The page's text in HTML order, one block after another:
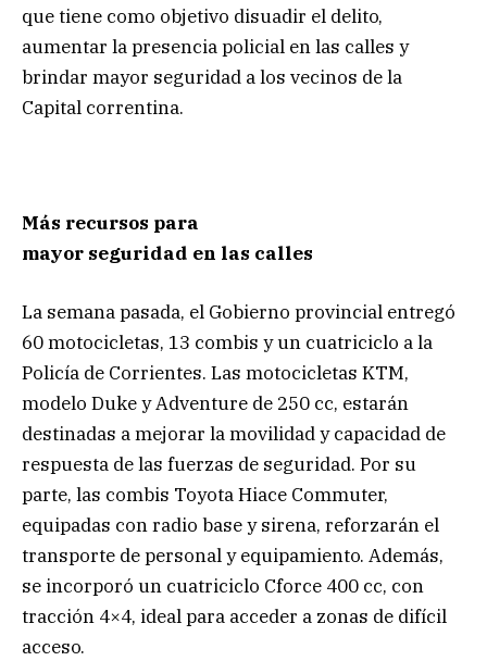
que tiene como objetivo disuadir el delito,
aumentar la presencia policial en las calles y
brindar mayor seguridad a los vecinos de la
Capital correntina.
Más recursos para
mayor seguridad en las calles
La semana pasada, el Gobierno provincial entregó
60 motocicletas, 13 combis y un cuatriciclo a la
Policía de Corrientes. Las motocicletas KTM,
modelo Duke y Adventure de 250 cc, estarán
destinadas a mejorar la movilidad y capacidad de
respuesta de las fuerzas de seguridad. Por su
parte, las combis Toyota Hiace Commuter,
equipadas con radio base y sirena, reforzarán el
transporte de personal y equipamiento. Además,
se incorporó un cuatriciclo Cforce 400 cc, con
tracción 4×4, ideal para acceder a zonas de difícil
acceso.